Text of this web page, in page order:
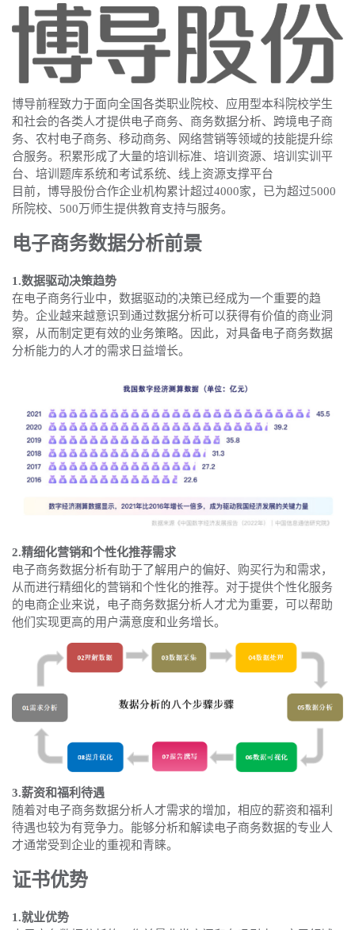
博导前程致力于面向全国各类职业院校、应用型本科院校学生
和社会的各类人才提供电子商务、商务数据分析、跨境电子商
务、农村电子商务、移动商务、网络营销等领域的技能提升综
合服务。积累形成了大量的培训标准、培训资源、培训实训平
台、培训题库系统和考试系统、线上资源支撑平台
目前，博导股份合作企业机构累计超过4000家，已为超过5000
所院校、500万师生提供教育支持与服务。
电子商务数据分析前景
1.数据驱动决策趋势
在电子商务行业中，数据驱动的决策已经成为一个重要的趋
势。企业越来越意识到通过数据分析可以获得有价值的商业洞
察，从而制定更有效的业务策略。因此，对具备电子商务数据
分析能力的人才的需求日益增长。
2.精细化营销和个性化推荐需求
电子商务数据分析有助于了解用户的偏好、购买行为和需求，
从而进行精细化的营销和个性化的推荐。对于提供个性化服务
的电商企业来说，电子商务数据分析人才尤为重要，可以帮助
他们实现更高的用户满意度和业务增长。
3.薪资和福利待遇
随着对电子商务数据分析人才需求的增加，相应的薪资和福利
待遇也较为有竞争力。能够分析和解读电子商务数据的专业人
才通常受到企业的重视和青睐。
证书优势
1.就业优势